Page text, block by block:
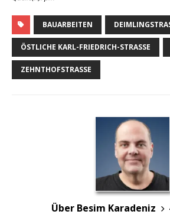
BAUARBEITEN
ÖSTLICHE KARL-FRIEDRICH-STRASSE
ZEHNTHOFSTRASSE
Über Besim Karadeniz